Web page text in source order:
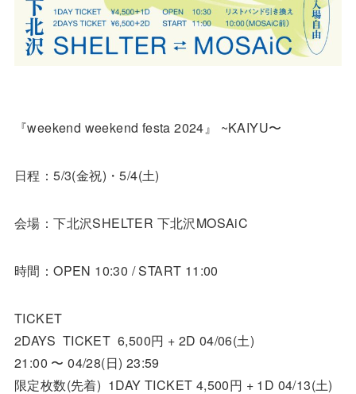
『weekend weekend festa 2024』 ~KAIYU〜
日程：5/3(金祝)・5/4(土)
会場：下北沢SHELTER 下北沢MOSAiC
時間：OPEN 10:30 / START 11:00
TICKET
2DAYS TICKET 6,500円 + 2D 04/06(土)
21:00 〜 04/28(日) 23:59
限定枚数(先着) 1DAY TICKET 4,500円 + 1D 04/13(土)